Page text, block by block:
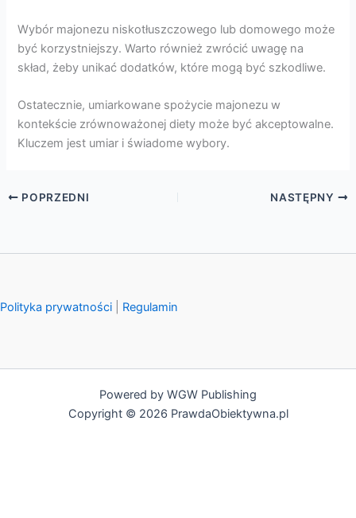
Wybór majonezu niskotłuszczowego lub domowego może
być korzystniejszy. Warto również zwrócić uwagę na
skład, żeby unikać dodatków, które mogą być szkodliwe.
Ostatecznie, umiarkowane spożycie majonezu w
kontekście zrównoważonej diety może być akceptowalne.
Kluczem jest umiar i świadome wybory.
POPRZEDNI NASTĘPNY
Polityka prywatności Regulamin
Powered by WGW Publishing
Copyright © 2026 PrawdaObiektywna.pl